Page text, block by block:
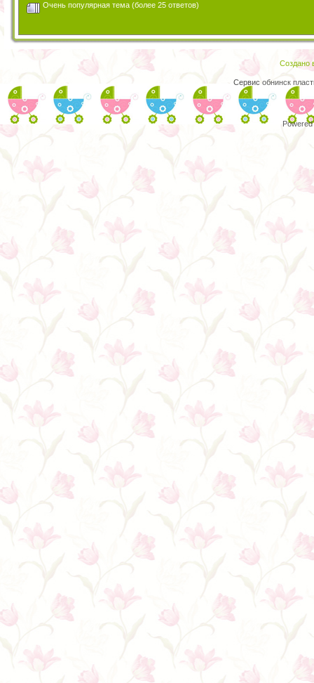
Очень популярная тема (более 25 ответов)
Создано
Сервис обнинск